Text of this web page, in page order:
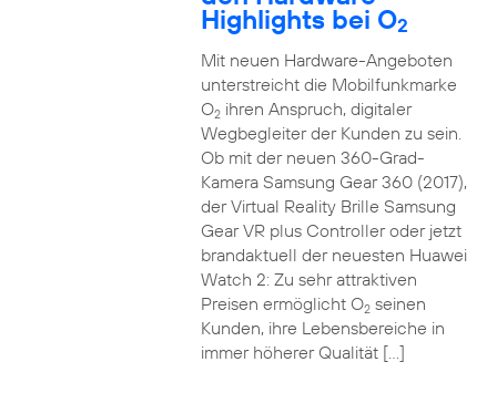
Highlights bei O2
Mit neuen Hardware-Angeboten
unterstreicht die Mobilfunkmarke
O2ihren Anspruch, digitaler
Wegbegleiter der Kunden zu sein.
Ob mit der neuen 360-Grad-
Kamera Samsung Gear 360 (2017),
der Virtual Reality Brille Samsung
Gear VR plus Controller oder jetzt
brandaktuell der neuesten Huawei
Watch 2: Zu sehr attraktiven
Preisen ermöglicht O2seinen
Kunden, ihre Lebensbereiche in
immer höherer Qualität […]